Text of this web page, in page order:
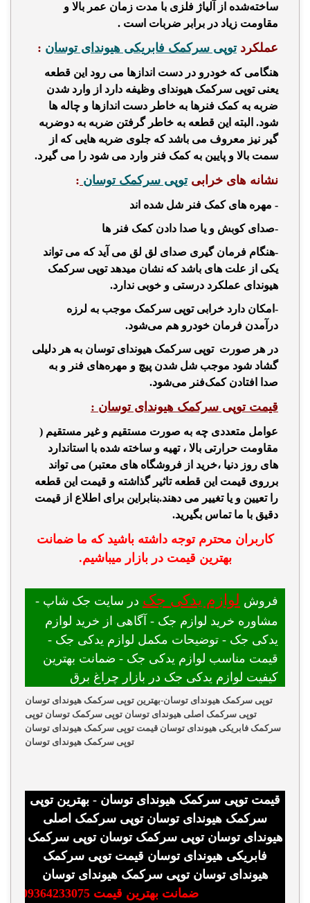
ساخته‌شده از آلیاژ فلزی با مدت زمان عمر بالا و
مقاومت زیاد در برابر ضربات است .
عملکردتوپی سرکمک فابریکی هیوندای توسان :
هنگامی که خودرو در دست اندازها می رود این قطعه
یعنیتوپی سرکمک هیوندای وظیفه دارد از وارد شدن
ضربه به کمک فنرها به خاطر دست اندازها و چاله ها
شود. البته این قطعه به خاطر گرفتن ضربه به دوضربه
گیر نیز معروف می باشد که جلوی ضربه هایی که از
سمت بالا و پایین به کمک فنر وارد می شود را می گیرد.
نشانه های خرابیتوپی سرکمک توسان :
- مهره های کمک فنر شل شده اند
-صدای کوبش و یا صدا دادن کمک فنر ها
-هنگام فرمان گیری صدای لق لق می آید که می تواند
یکی از علت های باشد که نشان میدهدتوپی سرکمک
هیوندای عملکرد درستی و خوبی ندارد.
-امکان دارد خرابیتوپی سرکمک موجب به لرزه
درآمدن فرمان خودرو هم می‌شود.
در هر صورتتوپی سرکمک هیوندای توسان به هر دلیلی
گشاد شود موجب شل شدن پیچ و مهره‌های فنر و به
صدا افتادن کمک‌فنر می‌شود.
قیمت توپی سرکمک هیوندای توسان :
عوامل متعددی چه به صورت مستقیم و غیر مستقیم (
مقاومت حرارتی بالا ، تهیه و ساخته شده با استاندارد
های روز دنیا ،خرید از فروشگاه های معتبر) می تواند
برروی قیمت این قطعه تاثیر گذا شته و قیمت این قطعه
را تعیین و یا تغییر می دهند.بنابراین برای اطلاع از قیمت
دقیق با ما تماس بگیرید.
کاربران محترم توجه داشته باشید که ما ضمانت
بهترین قیمت در بازار میباشیم.
فروش لوازم یدکی جک در سایت جک شاپ -
مشاوره خرید لوازم جک - آگاهی از خرید لوازم
یدکی جک - توضیحات مکمل لوازم یدکی جک -
قیمت مناسب لوازم یدکی جک - ضمانت بهترین
کیفیت لوازم یدکی جک در بازار چراغ برق
توپی سرکمک هیوندای توسان-بهترین توپی سرکمک هیوندای توسان
توپی سرکمک اصلی هیوندای توسان توپی سرکمک توسان توپی
سرکمک فابریکی هیوندای توسان قیمت توپی سرکمک هیوندای توسان
توپی سرکمک هیوندای توسان
قیمت توپی سرکمک هیوندای توسان - بهترین توپی
سرکمک هیوندای توسان توپی سرکمک اصلی
هیوندای توسان توپی سرکمک توسان توپی سرکمک
فابریکی هیوندای توسان قیمت توپی سرکمک
هیوندای توسان توپی سرکمک هیوندای توسان
ضمانت بهترین قیمت 09364233075